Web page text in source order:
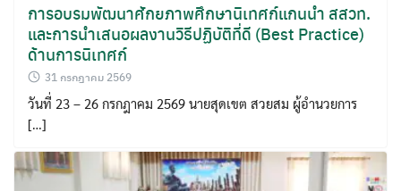
การอบรมพัฒนาศักยภาพศึกษานิเทศก์แกนนำ สสวท.
และการนำเสนอผลงานวิธีปฏิบัติที่ดี (Best Practice)
ด้านการนิเทศก์
31 กรกฎาคม 2569
วันที่ 23 – 26 กรกฎาคม 2569 นายสุดเขต สวยสม ผู้อำนวยการ
[…]